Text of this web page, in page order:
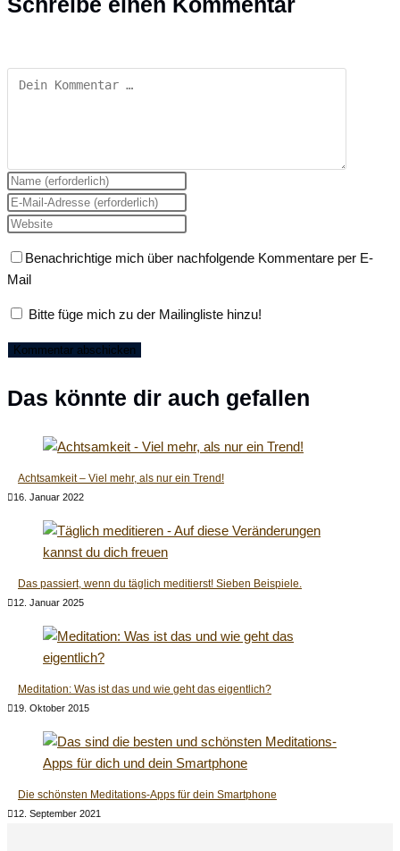
Gib
deinen
Namen
Benutzernamen
zum
Kommentieren
Gib
deine
Mail-
Adresse
zum
ein
Gib
Website-
URL
ein
Benachrichtige mich über nachfolgende Kommentare per E-
Mail
Bitte füge mich zu der Mailingliste hinzu!
Das könnte dir auch gefallen
Achtsamkeit – Viel mehr, als nur ein Trend!
16. Januar 2022
Das passiert, wenn du täglich meditierst! Sieben Beispiele.
12. Januar 2025
Meditation: Was ist das und wie geht das eigentlich?
19. Oktober 2015
Die schönsten Meditations-Apps für dein Smartphone
12. September 2021